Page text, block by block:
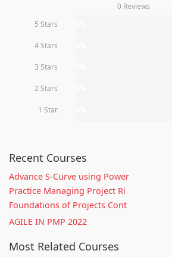
0 Reviews
5 Stars
4 Stars
3 Stars
2 Stars
1 Star
Recent Courses
Advance S-Curve using Power
Practice Managing Project Ri
Foundations of Projects Cont
AGILE IN PMP 2022
Most Related Courses